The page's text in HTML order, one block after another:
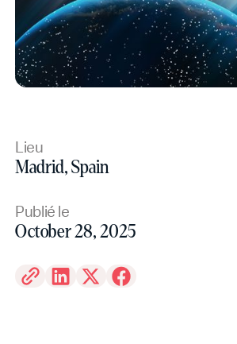
Lieu
Madrid, Spain
Publié le
October 28, 2025